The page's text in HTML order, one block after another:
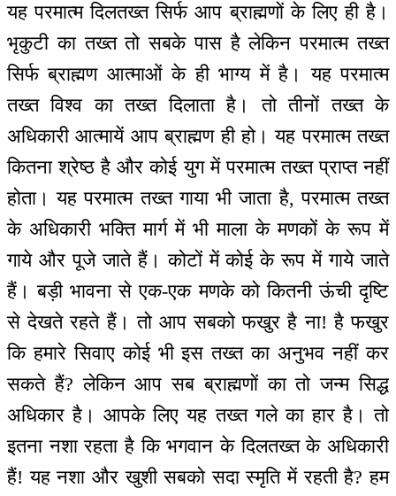
यह परमात्म दिलतख्त सिर्फ आप ब्राह्मणों के लिए ही है।
भृकुटी का तख्त तो सबके पास है लेकिन परमात्म तख्त
सिर्फ ब्राह्मण आत्माओं के ही भाग्य में है। यह परमात्म
तख्त विश्व का तख्त दिलाता है। तो तीनों तख्त के
अधिकारी आत्मायें आप ब्राह्मण ही हो। यह परमात्म तख्त
कितना श्रेष्ठ है और कोई युग में परमात्म तख्त प्राप्त नहीं
होता। यह परमात्म तख्त गाया भी जाता है, परमात्म तख्त
के अधिकारी भक्ति मार्ग में भी माला के मणकों के रूप में
गाये और पूजे जाते हैं। कोटों में कोई के रूप में गाये जाते
हैं। बड़ी भावना से एक-एक मणके को कितनी ऊंची दृष्टि
से देखते रहते हैं। तो आप सबको फखुर है ना! है फखुर
कि हमारे सिवाए कोई भी इस तख्त का अनुभव नहीं कर
सकते हैं? लेकिन आप सब ब्राह्मणों का तो जन्म सिद्ध
अधिकार है। आपके लिए यह तख्त गले का हार है। तो
इतना नशा रहता है कि भगवान के दिलतख्त के अधिकारी
हैं! यह नशा और खुशी सबको सदा स्मृति में रहती है? हम